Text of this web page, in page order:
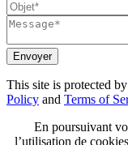
Envoyer
This site is protected
Policy and Terms of
En poursuivant
l’utilisation de